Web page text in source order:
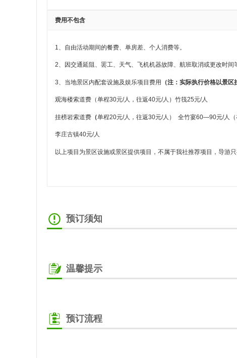
费用不包含
1、自由活动期间的餐费、单房差、个人消费等。
2、因交通延阻、罢工、天气、飞机机器故障、航班取消或更改时间
3、当地景区内配套设施及娱乐项目费用 （注：实际执行价格以景
观海楼索道费（单程30元/人，往返40元/人）竹筏25元/人
挂榜岩索道费 （单程20元/人，往返30元/人） 全竹宴60—90元/人（
李庄古镇40元/人
以上项目为景区设施或景区提供项目，不属于我社推荐项目，导游
预订须知
温馨提示
预订流程